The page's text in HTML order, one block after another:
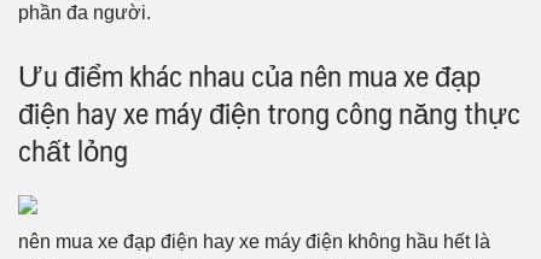
phần đa người.
Ưu điểm khác nhau của nên mua xe đạp
điện hay xe máy điện trong công năng thực
chất lỏng
nên mua xe đạp điện hay xe máy điện không hầu hết là